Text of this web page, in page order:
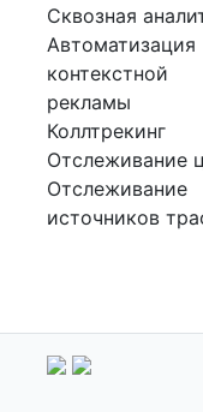
Сквозная
Автоматизация
контекстной
рекламы
Коллтрекинг
Отслеживание
Отслеживание
источников